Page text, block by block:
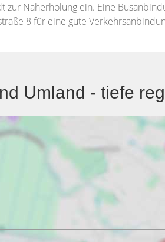
Naherholung ein. Eine
8 für eine gute
Umland - tiefe